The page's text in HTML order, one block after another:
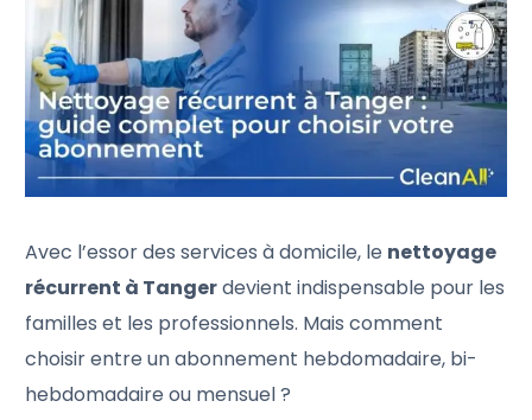
Avec l’essor des services à domicile, le nettoyage
récurrent à Tangerdevient indispensable pour les
familles et les professionnels. Mais comment
choisir entre un abonnement hebdomadaire, bi-
hebdomadaire ou mensuel ?